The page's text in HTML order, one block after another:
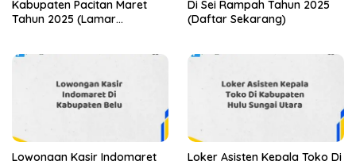
Kabupaten Pacitan Maret
Tahun 2025 (Lamar
Di Sei Rampah Tahun 2025
(Daftar Sekarang)
Lowongan Kasir Indomaret Loker Asisten Kepala Toko Di